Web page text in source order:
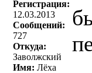
Регистрация:
12.03.2013
Сообщений:
727
Откуда:
Заволжский
Имя: Лёха